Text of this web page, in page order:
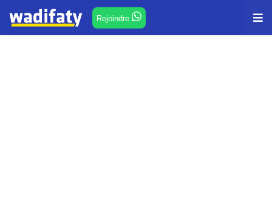
Rejoindre